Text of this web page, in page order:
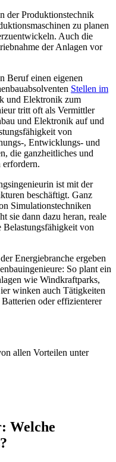
der Produktionstechnik
zu planen
Auch die
der Anlagen vor
Beruf einen eigenen
Stellen im
und Elektronik zum
tritt oft als Vermittler
und Elektronik auf und
von
, Entwicklungs- und
die ganzheitliches und
erfordern.
ist mit der
beschäftigt. Ganz
Simulationstechniken
sie dann dazu heran, reale
Belastungsfähigkeit von
Energiebranche ergeben
So plant ein
wie Windkraftparks,
winken auch Tätigkeiten
oder effizienterer
allen Vorteilen unter
Welche